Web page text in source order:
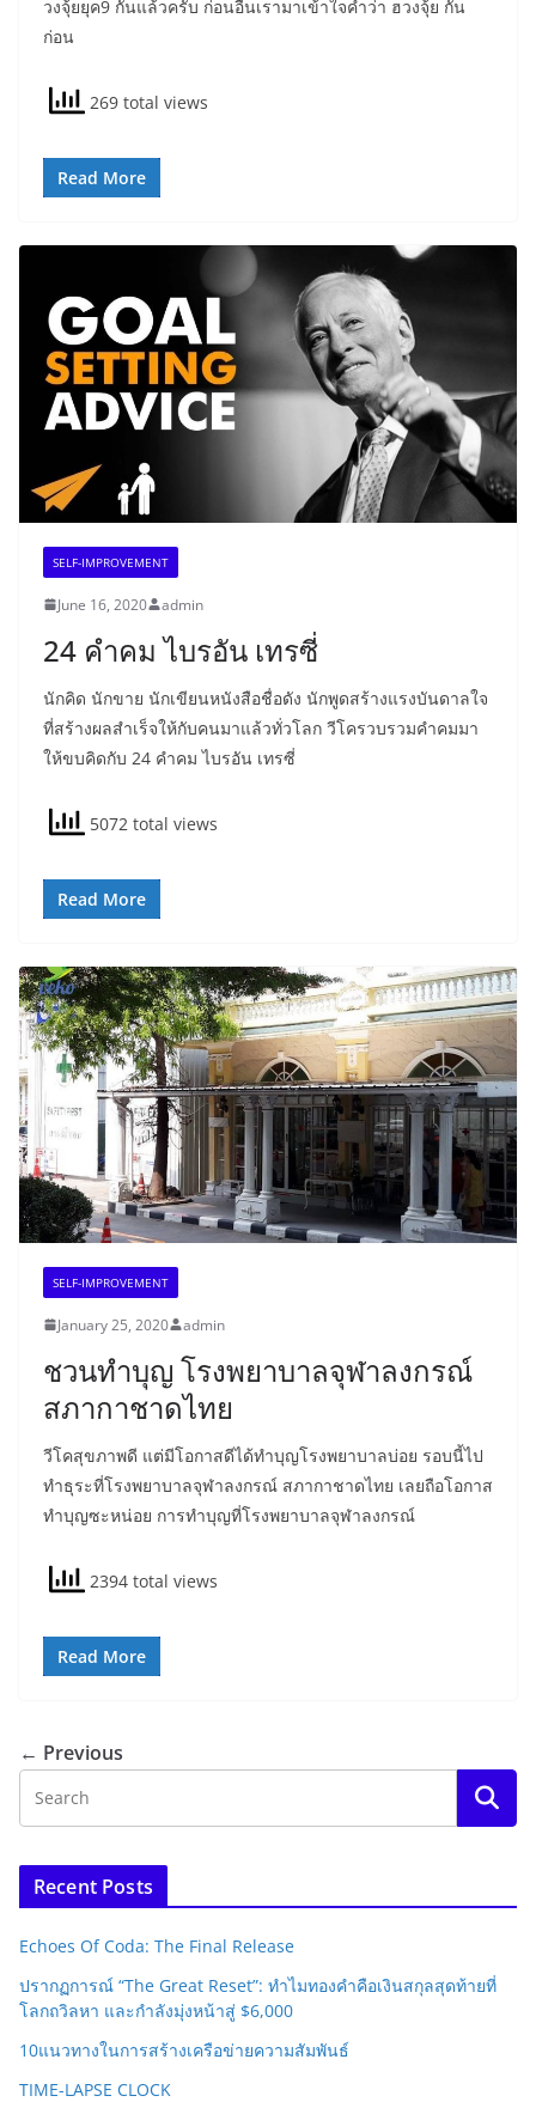
วงจุ้ยยุค9 กันแล้วครับ ก่อนอื่นเรามาเข้าใจคำว่า ฮวงจุ้ย กัน
ก่อน
269 total views
Read More
SELF-IMPROVEMENT
June 16, 2020 admin
24 คำคม ไบรอัน เทรซี่
นักคิด นักขาย นักเขียนหนังสือชื่อดัง นักพูดสร้างแรงบันดาลใจ
ที่สร้างผลสำเร็จให้กับคนมาแล้วทั่วโลก วีโครวบรวมคำคมมา
ให้ขบคิดกับ 24 คำคม ไบรอัน เทรซี่
5072 total views
Read More
SELF-IMPROVEMENT
January 25, 2020 admin
ชวนทำบุญ โรงพยาบาลจุฬาลงกรณ์
สภากาชาดไทย
วีโคสุขภาพดี แต่มีโอกาสดีได้ทำบุญโรงพยาบาลบ่อย รอบนี้ไป
ทำธุระที่โรงพยาบาลจุฬาลงกรณ์ สภากาชาดไทย เลยถือโอกาส
ทำบุญซะหน่อย การทำบุญที่โรงพยาบาลจุฬาลงกรณ์
2394 total views
Read More
← Previous
Recent Posts
Echoes Of Coda: The Final Release
ปรากฏการณ์ “The Great Reset”: ทำไมทองคำคือเงินสกุลสุดท้ายที่
โลกถวิลหา และกำลังมุ่งหน้าสู่ $6,000
10แนวทางในการสร้างเครือข่ายความสัมพันธ์
TIME-LAPSE CLOCK